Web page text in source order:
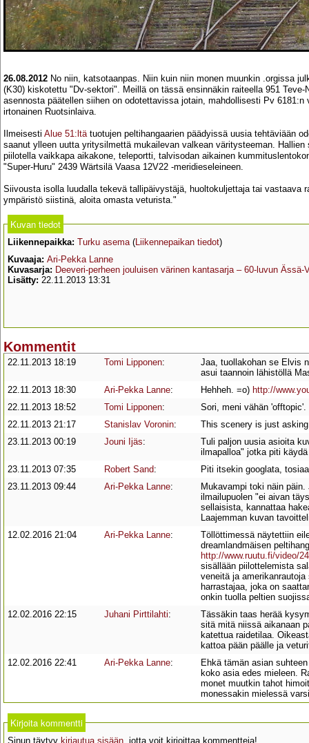
26.08.2012 No niin, katsotaanpas. Niin kuin niin monen muunkin .orgissa
(K30) kiskotettu "Dv-sektori". Meillä on tässä ensinnäkin raiteella 951
asennosta päätellen siihen on odotettavissa jotain, mahdollisesti Pv
irtonainen Ruotsinlaiva.
Ilmeisesti Alue 51:ltätuotujen peltihangaarien päädyissä uusia tehtäviään
saanut ylleen uutta yritysilmettä mukailevan valkean väritysteeman.
piilotella vaikkapa aikakone, teleportti, talvisodan aikainen
"Super-Huru" 2439 Wärtsilä Vaasa 12V22 -meridieseleineen.
Siivousta isolla luudalla tekevä tallipäivystäjä, huoltokuljettaja tai
ympäristö siistinä, aloita omasta veturista."
Kuvan tiedot
Liikennepaikka: Turku asema(Liikennepaikan tiedot)
Kuvaaja: Ari-Pekka Lanne
Kuvasarja: Deeveri-perheen jouluisen värinen kantasarja – 60-luvun Ässä-
Lisätty: 22.11.2013 13:31
Kommentit
22.11.2013 18:19 Tomi Lipponen:
Jaa, tuollakohan se Elvis
asui taannoin lähistöllä
22.11.2013 18:30
Ari-Pekka Lanne: Hehheh. =o) http://
22.11.2013 18:52
Tomi Lipponen:
Sori, meni vähän
22.11.2013 21:17
Stanislav Voronin:
This scenery is just
23.11.2013 00:19
Jouni Ijäs:
Tuli paljon uusia asioita
ilmapalloa" jotka piti
23.11.2013 07:35
Robert Sand:
Piti itsekin googlata,
23.11.2013 09:44
Ari-Pekka Lanne:
Mukavampi toki näin
ilmailupuolen "ei aivan
sellaisista, kannattaa
Laajemman kuvan
12.02.2016 21:04
Ari-Pekka Lanne:
Töllöttimessä näytettiin
dreamlandmäisen
http://www.ruutu.fi/video/
sisällään piilottelemista
veneitä ja
harrastajaa, joka on
onkin tuolla peltien
12.02.2016 22:15
Juhani Pirttilahti:
Tässäkin taas herää
sitä mitä niissä aikanaan
katettua raidetilaa.
kattoa pään päälle ja
12.02.2016 22:41
Ari-Pekka Lanne:
Ehkä tämän asian
koko asia edes mieleen.
monet muutkin tahot
monessakin mielessä
Kirjoita kommentti
Sinun täytyy kirjautua sisään , jotta voit kirjoittaa kommentteja!